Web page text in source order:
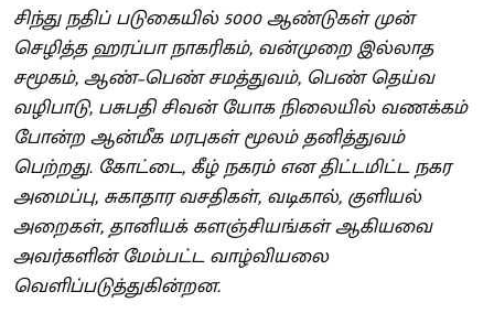
சிந்து நதிப் படுகையில் 5000 ஆண்டுகள் முன்
செழித்த ஹரப்பா நாகரிகம், வன்முறை இல்லாத
சமூகம், ஆண்–பெண் சமத்துவம், பெண் தெய்வ
வழிபாடு, பசுபதி சிவன் யோக நிலையில் வணக்கம்
போன்ற ஆன்மீக மரபுகள் மூலம் தனித்துவம்
பெற்றது. கோட்டை, கீழ் நகரம் என திட்டமிட்ட நகர
அமைப்பு, சுகாதார வசதிகள், வடிகால், குளியல்
அறைகள், தானியக் களஞ்சியங்கள் ஆகியவை
அவர்களின் மேம்பட்ட வாழ்வியலை
வெளிப்படுத்துகின்றன.